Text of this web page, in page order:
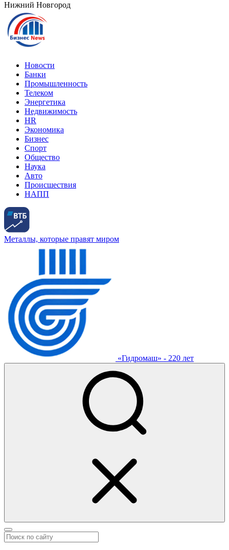
Нижний Новгород
Новости
Банки
Промышленность
Телеком
Энергетика
Недвижимость
HR
Экономика
Бизнес
Спорт
Общество
Наука
Авто
Происшествия
НАПП
Металлы, которые правят миром
«Гидромаш» - 220 лет